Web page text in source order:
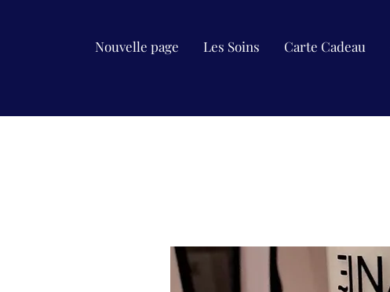
Nouvelle page Les Soins Carte Cadeau